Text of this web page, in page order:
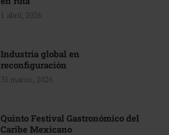
1 abril, 2026
Industria global en
reconfiguración
31 marzo, 2026
Quinto Festival Gastronómico del
Caribe Mexicano